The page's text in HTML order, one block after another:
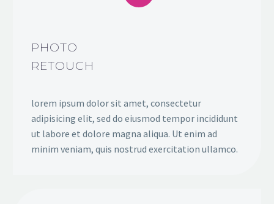
PHOTO
RETOUCH
lorem ipsum dolor sit amet, consectetur
adipisicing elit, sed do eiusmod tempor incididunt
ut labore et dolore magna aliqua. Ut enim ad
minim veniam, quis nostrud exercitation ullamco.